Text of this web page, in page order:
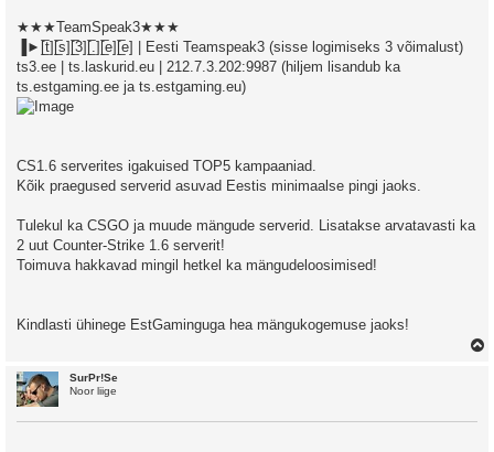
★★★TeamSpeak3★★★
▐►[̲̅t][̲̅s][̲̅3][̲̅.][̲̅e][̲̅e] | Eesti Teamspeak3 (sisse logimiseks 3 võimalust)
ts3.ee | ts.laskurid.eu | 212.7.3.202:9987 (hiljem lisandub ka
ts.estgaming.ee ja ts.estgaming.eu)
CS1.6 serverites igakuised TOP5 kampaaniad.
Kõik praegused serverid asuvad Eestis minimaalse pingi jaoks.
Tulekul ka CSGO ja muude mängude serverid. Lisatakse arvatavasti ka
2 uut Counter-Strike 1.6 serverit!
Toimuva hakkavad mingil hetkel ka mängudeloosimised!
Kindlasti ühinege EstGaminguga hea mängukogemuse jaoks!
SurPr!Se
Noor liige